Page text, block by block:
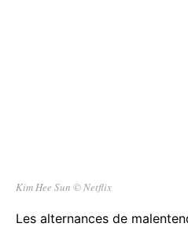
Kim Hee Sun ©Netflix
Les alternances de